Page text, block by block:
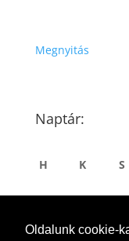
Oldalunk cookie-
Megnyitás
Naptár:
H K S
10
11